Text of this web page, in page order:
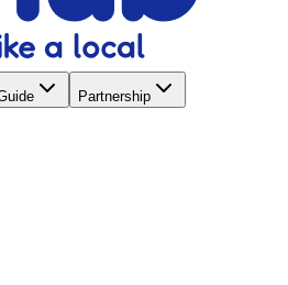
Partnership